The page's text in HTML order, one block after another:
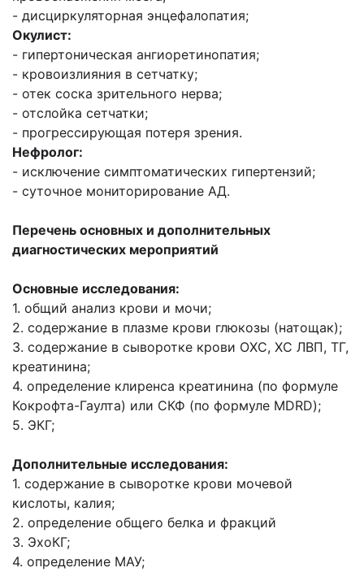
- дисциркуляторная энцефалопатия;
Окулист:
- гипертоническая ангиоретинопатия;
- кровоизлияния в сетчатку;
- отек соска зрительного нерва;
- отслойка сетчатки;
- прогрессирующая потеря зрения.
Нефролог:
- исключение симптоматических гипертензий;
- суточное мониторирование АД.
Перечень основных и дополнительных
диагностических мероприятий
Основные исследования:
1. общий анализ крови и мочи;
2. содержание в плазме крови глюкозы (натощак);
3. содержание в сыворотке крови ОХС, ХС ЛВП, ТГ,
креатинина;
4. определение клиренса креатинина (по формуле
Кокрофта-Гаулта) или СКФ (по формуле MDRD);
5. ЭКГ;
Дополнительные исследования:
1. содержание в сыворотке крови мочевой
кислоты, калия;
2. определение общего белка и фракций
3. ЭхоКГ;
4. определение МАУ;